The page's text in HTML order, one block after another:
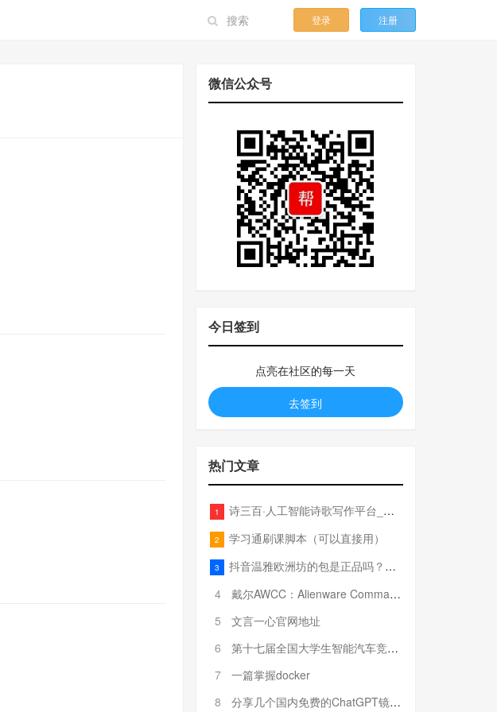
登录 注册
微信公众号
今日签到
点亮在社区的每一天
去签到
热门文章
1 诗三百·人工智能诗歌写作平台_在线作诗机_藏头诗生成器_电脑对联_姓名作诗
2 学习通刷课脚本（可以直接用）
3
抖音温雅欧洲坊的包是正品吗？温雅卖的包为啥那么便宜？
4
戴尔AWCC：Alienware Command Center 故障排除方法，里面附有超全详解呦，快来快来，欢迎观看~
5
文言一心官网地址
6
第十七届全国大学生智能汽车竞赛全国总决赛参赛队伍奖项公告
7
一篇掌握docker
8
分享几个国内免费的ChatGPT镜像网址(亲测有效-4月25日更新)